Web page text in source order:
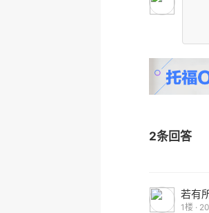
2条回答
若有
1楼 ·